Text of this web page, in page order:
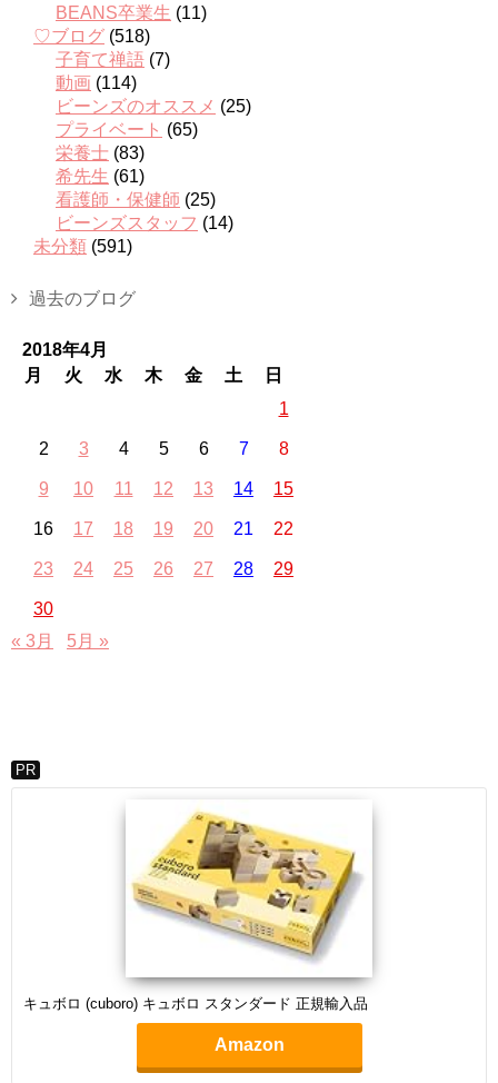
BEANS卒業生 (11)
♡ブログ (518)
子育て禅語 (7)
動画 (114)
ビーンズのオススメ (25)
プライベート (65)
栄養士 (83)
希先生 (61)
看護師・保健師 (25)
ビーンズスタッフ (14)
未分類 (591)
過去のブログ
2018年4月
月
火 水 木 金 土
日
1
2 3 4 5 6 7 8
9 10 11 12 13 14 15
16 17 18 19 20 21 22
23 24 25 26 27 28 29
30
« 3月
5月 »
PR
キュボロ (cuboro) キュボロ スタンダード 正規輸入品
Amazon